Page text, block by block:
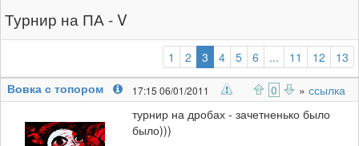
Турнир на ПА - V
1 2 3 (выбранная)
4 5 6 ... 11 12
13
Вовка с топором
17:15 06/01/2011 0 » ссылка
турнир на дробах - зачетненько было
было)))